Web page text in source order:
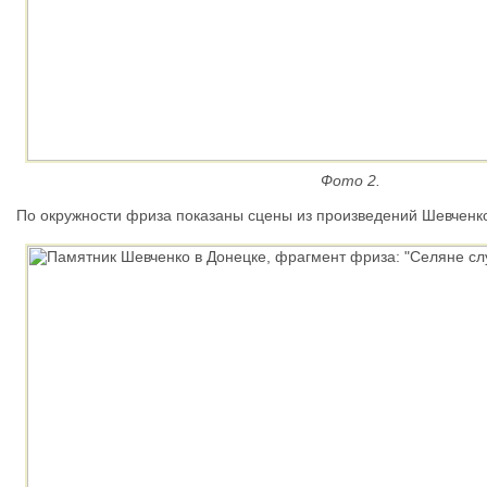
Фото 2.
По окружности фриза показаны сцены из произведений